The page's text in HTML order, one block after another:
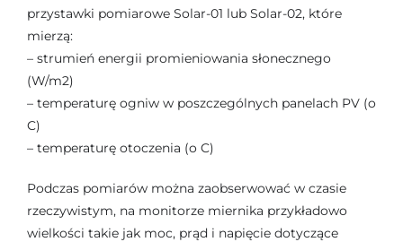
przystawki pomiarowe Solar-01 lub Solar-02, które
mierzą:
– strumień energii promieniowania słonecznego
(W/m2)
– temperaturę ogniw w poszczególnych panelach PV (o
C)
– temperaturę otoczenia (o C)
Podczas pomiarów można zaobserwować w czasie
rzeczywistym, na monitorze miernika przykładowo
wielkości takie jak moc, prąd i napięcie dotyczące